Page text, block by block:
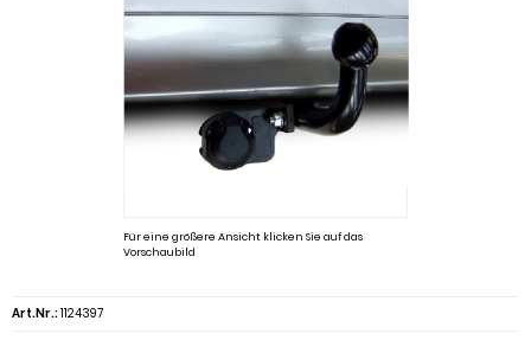
Für eine größere Ansicht klicken Sie auf das
Vorschaubild
Art.Nr.:1124397